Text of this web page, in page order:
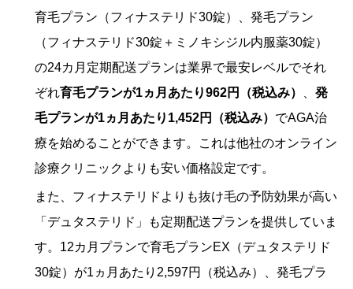
育毛プラン（フィナステリド30錠）、発毛プラン
（フィナステリド30錠＋ミノキシジル内服薬30錠）
の24カ月定期配送プランは業界で最安レベルでそれ
ぞれ育毛プランが1ヵ月あたり962円（税込み）
発
毛プランが1ヵ月あたり1,452円（税込み） でAGA治
療を始めることができます。これは他社のオンライン
診療クリニックよりも安い価格設定です。
また、フィナステリドよりも抜け毛の予防効果が高い
「デュタステリド」も定期配送プランを提供していま
す。12カ月プランで育毛プランEX（デュタステリド
30錠）が1ヵ月あたり2,597円（税込み）、発毛プラ